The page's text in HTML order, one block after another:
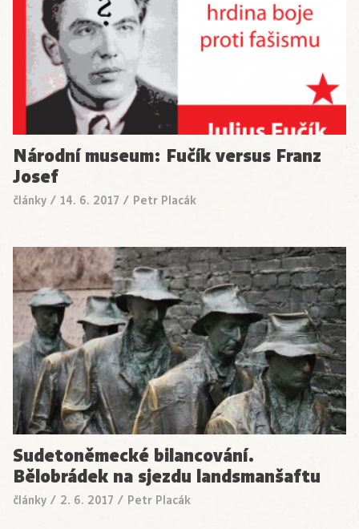
Národní museum: Fučík versus Franz
Josef
články / 14. 6. 2017 / Petr Placák
Sudetoněmecké bilancování.
Bělobrádek na sjezdu landsmanšaftu
články / 2. 6. 2017 / Petr Placák